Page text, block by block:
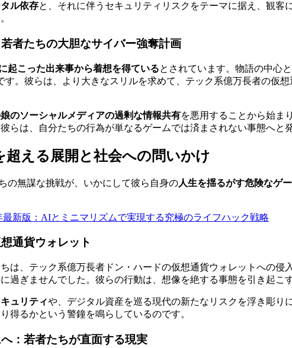
ル依存と、それに伴うセキュリティリスクをテーマに据え、観
者たちの大胆なサイバー強奪計画
起こった出来事から着想を得ているとされています。物語の中心
す。彼らは、より大きなスリルを求めて、テック系億万長者の仮
のソーシャルメディアの過剰な情報共有を悪用することから始ま
らは、自分たちの行為が単なるゲームでは済まされない事態へと
超える展開と社会への問いかけ
の無謀な挑戦が、いかにして彼ら自身の人生を揺るがす危険なゲ
最新版：AIとミニマリズムで実現する究極のライフハック戦略
通貨ウォレット
は、テック系億万長者ドン・ハードの仮想通貨ウォレットへの侵
過ぎませんでした。彼らの行動は、想像を絶する事態を引き起こ
ュリティや、デジタル資産を巡る現代の新たなリスクを浮き彫り
得るかという警鐘を鳴らしているのです。
：若者たちが直面する現実